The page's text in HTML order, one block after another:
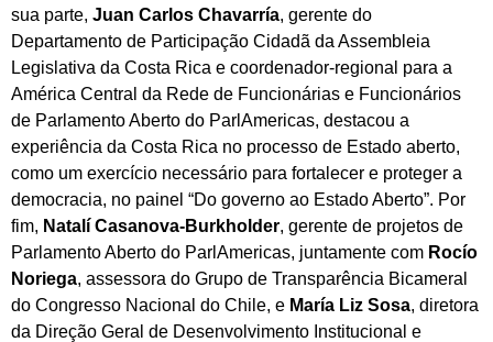
sua parte, Juan Carlos Chavarría, gerente do
Departamento de Participação Cidadã da Assembleia
Legislativa da Costa Rica e coordenador-regional para a
América Central da Rede de Funcionárias e Funcionários
de Parlamento Aberto do ParlAmericas, destacou a
experiência da Costa Rica no processo de Estado aberto,
como um exercício necessário para fortalecer e proteger a
democracia, no painel “Do governo ao Estado Aberto”. Por
fim, Natalí Casanova-Burkholder, gerente de projetos de
Parlamento Aberto do ParlAmericas, juntamente com Rocío
Noriega, assessora do Grupo de Transparência Bicameral
do Congresso Nacional do Chile, e María Liz Sosa, diretora
da Direção Geral de Desenvolvimento Institucional e